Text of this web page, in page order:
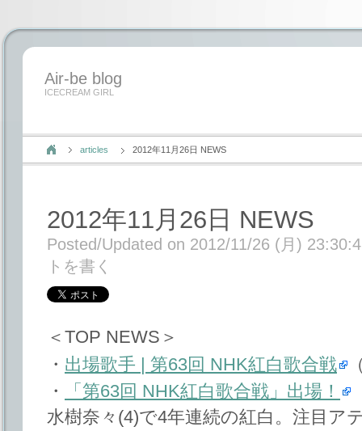
Air-be blog
ICECREAM GIRL
articles 2012年11月26日 NEWS
2012年11月26日 NEWS
Posted/Updated on 2012/11/26 (月)
トを書く
＜TOP NEWS＞
・ 出場歌手 | 第63回 NHK紅白歌合戦
・
「第63回 NHK紅白歌合戦」出場！
水樹奈々(4)で4年連続の紅白。注目ア